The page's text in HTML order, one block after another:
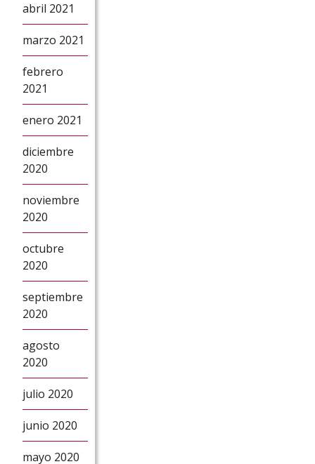
abril 2021
marzo 2021
febrero
2021
enero 2021
diciembre
2020
noviembre
2020
octubre
2020
septiembre
2020
agosto
2020
julio 2020
junio 2020
mayo 2020